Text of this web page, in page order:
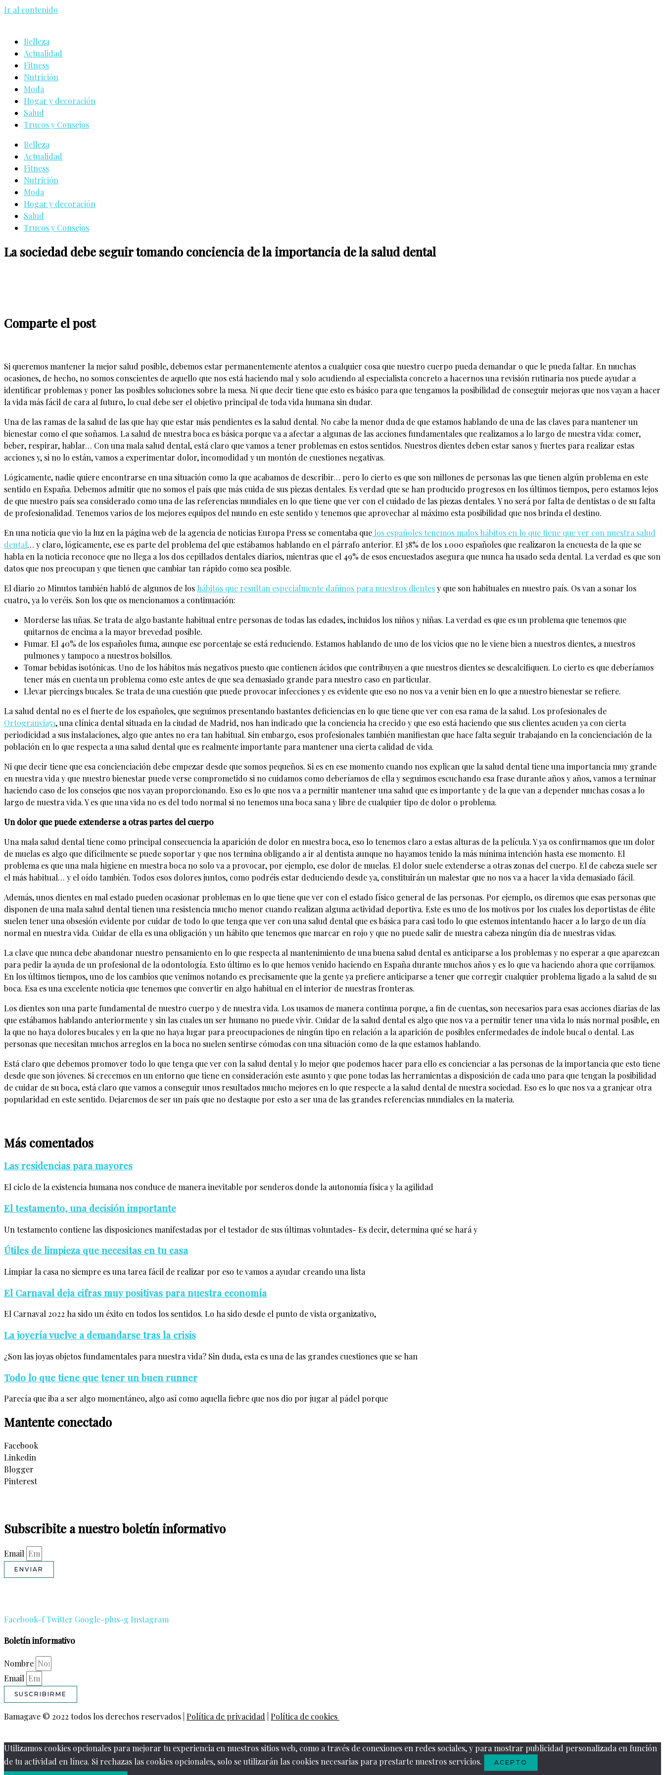
Ir al contenido
Belleza
Actualidad
Fitness
Nutrición
Moda
Hogar y decoración
Salud
Trucos y Consejos
Belleza
Actualidad
Fitness
Nutrición
Moda
Hogar y decoración
Salud
Trucos y Consejos
La sociedad debe seguir tomando conciencia de la importancia de la salud dental
Comparte el post
Si queremos mantener la mejor salud posible, debemos estar permanentemente atentos a cualquier cosa que nuestro cuerpo pueda demandar o que le pueda faltar. En muchas
ocasiones, de hecho, no somos conscientes de aquello que nos está haciendo mal y solo acudiendo al especialista concreto a hacernos una revisión rutinaria nos puede ayudar a
identificar problemas y poner las posibles soluciones sobre la mesa. Ni que decir tiene que esto es básico para que tengamos la posibilidad de conseguir mejoras que nos vayan a hacer
la vida más fácil de cara al futuro, lo cual debe ser el objetivo principal de toda vida humana sin dudar.
Una de las ramas de la salud de las que hay que estar más pendientes es la salud dental. No cabe la menor duda de que estamos hablando de una de las claves para mantener un
bienestar como el que soñamos. La salud de nuestra boca es básica porque va a afectar a algunas de las acciones fundamentales que realizamos a lo largo de nuestra vida: comer,
beber, respirar, hablar… Con una mala salud dental, está claro que vamos a tener problemas en estos sentidos. Nuestros dientes deben estar sanos y fuertes para realizar estas
acciones y, si no lo están, vamos a experimentar dolor, incomodidad y un montón de cuestiones negativas.
Lógicamente, nadie quiere encontrarse en una situación como la que acabamos de describir… pero lo cierto es que son millones de personas las que tienen algún problema en este
sentido en España. Debemos admitir que no somos el país que más cuida de sus piezas dentales. Es verdad que se han producido progresos en los últimos tiempos, pero estamos lejos
de que nuestro país sea considerado como una de las referencias mundiales en lo que tiene que ver con el cuidado de las piezas dentales. Y no será por falta de dentistas o de su falta
de profesionalidad. Tenemos varios de los mejores equipos del mundo en este sentido y tenemos que aprovechar al máximo esta posibilidad que nos brinda el destino.
En una noticia que vio la luz en la página web de la agencia de noticias Europa Press se comentaba que los españoles tenemos malos hábitos en lo que tiene que ver con nuestra salud
dental… y claro, lógicamente, ese es parte del problema del que estábamos hablando en el párrafo anterior. El 38% de los 1.000 españoles que realizaron la encuesta de la que se
habla en la noticia reconoce que no llega a los dos cepillados dentales diarios, mientras que el 49% de esos encuestados asegura que nunca ha usado seda dental. La verdad es que son
datos que nos preocupan y que tienen que cambiar tan rápido como sea posible.
El diario 20 Minutos también habló de algunos de los hábitos que resultan especialmente dañinos para nuestros dientesy que son habituales en nuestro país. Os van a sonar los
cuatro, ya lo veréis. Son los que os mencionamos a continuación:
Morderse las uñas. Se trata de algo bastante habitual entre personas de todas las edades, incluidos los niños y niñas. La verdad es que es un problema que tenemos que
quitarnos de encima a la mayor brevedad posible.
Fumar. El 40% de los españoles fuma, aunque ese porcentaje se está reduciendo. Estamos hablando de uno de los vicios que no le viene bien a nuestros dientes, a nuestros
pulmones y tampoco a nuestros bolsillos.
Tomar bebidas isotónicas. Uno de los hábitos más negativos puesto que contienen ácidos que contribuyen a que nuestros dientes se descalcifiquen. Lo cierto es que deberíamos
tener más en cuenta un problema como este antes de que sea demasiado grande para nuestro caso en particular.
Llevar piercings bucales. Se trata de una cuestión que puede provocar infecciones y es evidente que eso no nos va a venir bien en lo que a nuestro bienestar se refiere.
La salud dental no es el fuerte de los españoles, que seguimos presentando bastantes deficiencias en lo que tiene que ver con esa rama de la salud. Los profesionales de
Ortogranvia51, una clínica dental situada en la ciudad de Madrid, nos han indicado que la conciencia ha crecido y que eso está haciendo que sus clientes acuden ya con cierta
periodicidad a sus instalaciones, algo que antes no era tan habitual. Sin embargo, esos profesionales también manifiestan que hace falta seguir trabajando en la concienciación de la
población en lo que respecta a una salud dental que es realmente importante para mantener una cierta calidad de vida.
Ni que decir tiene que esa concienciación debe empezar desde que somos pequeños. Si es en ese momento cuando nos explican que la salud dental tiene una importancia muy grande
en nuestra vida y que nuestro bienestar puede verse comprometido si no cuidamos como deberíamos de ella y seguimos escuchando esa frase durante años y años, vamos a terminar
haciendo caso de los consejos que nos vayan proporcionando. Eso es lo que nos va a permitir mantener una salud que es importante y de la que van a depender muchas cosas a lo
largo de nuestra vida. Y es que una vida no es del todo normal si no tenemos una boca sana y libre de cualquier tipo de dolor o problema.
Un dolor que puede extenderse a otras partes del cuerpo
Una mala salud dental tiene como principal consecuencia la aparición de dolor en nuestra boca, eso lo tenemos claro a estas alturas de la película. Y ya os confirmamos que un dolor
de muelas es algo que difícilmente se puede soportar y que nos termina obligando a ir al dentista aunque no hayamos tenido la más mínima intención hasta ese momento. El
problema es que una mala higiene en nuestra boca no solo va a provocar, por ejemplo, ese dolor de muelas. El dolor suele extenderse a otras zonas del cuerpo. El de cabeza suele ser
el más habitual… y el oído también. Todos esos dolores juntos, como podréis estar deduciendo desde ya, constituirán un malestar que no nos va a hacer la vida demasiado fácil.
Además, unos dientes en mal estado pueden ocasionar problemas en lo que tiene que ver con el estado físico general de las personas. Por ejemplo, os diremos que esas personas que
disponen de una mala salud dental tienen una resistencia mucho menor cuando realizan alguna actividad deportiva. Este es uno de los motivos por los cuales los deportistas de élite
suelen tener una obsesión evidente por cuidar de todo lo que tenga que ver con una salud dental que es básica para casi todo lo que estemos intentando hacer a lo largo de un día
normal en nuestra vida. Cuidar de ella es una obligación y un hábito que tenemos que marcar en rojo y que no puede salir de nuestra cabeza ningún día de nuestras vidas.
La clave que nunca debe abandonar nuestro pensamiento en lo que respecta al mantenimiento de una buena salud dental es anticiparse a los problemas y no esperar a que aparezcan
para pedir la ayuda de un profesional de la odontología. Esto último es lo que hemos venido haciendo en España durante muchos años y es lo que va haciendo ahora que corrijamos.
En los últimos tiempos, uno de los cambios que venimos notando es precisamente que la gente ya prefiere anticiparse a tener que corregir cualquier problema ligado a la salud de su
boca. Esa es una excelente noticia que tenemos que convertir en algo habitual en el interior de nuestras fronteras.
Los dientes son una parte fundamental de nuestro cuerpo y de nuestra vida. Los usamos de manera continua porque, a fin de cuentas, son necesarios para esas acciones diarias de las
que estábamos hablando anteriormente y sin las cuales un ser humano no puede vivir. Cuidar de la salud dental es algo que nos va a permitir tener una vida lo más normal posible, en
la que no haya dolores bucales y en la que no haya lugar para preocupaciones de ningún tipo en relación a la aparición de posibles enfermedades de índole bucal o dental. Las
personas que necesitan muchos arreglos en la boca no suelen sentirse cómodas con una situación como de la que estamos hablando.
Está claro que debemos promover todo lo que tenga que ver con la salud dental y lo mejor que podemos hacer para ello es concienciar a las personas de la importancia que esto tiene
desde que son jóvenes. Si crecemos en un entorno que tiene en consideración este asunto y que pone todas las herramientas a disposición de cada uno para que tengan la posibilidad
de cuidar de su boca, está claro que vamos a conseguir unos resultados mucho mejores en lo que respecte a la salud dental de nuestra sociedad. Eso es lo que nos va a granjear otra
popularidad en este sentido. Dejaremos de ser un país que no destaque por esto a ser una de las grandes referencias mundiales en la materia.
Más comentados
Las residencias para mayores
El ciclo de la existencia humana nos conduce de manera inevitable por senderos donde la autonomía física y la agilidad
El testamento, una decisión importante
Un testamento contiene las disposiciones manifestadas por el testador de sus últimas voluntades- Es decir, determina qué se hará y
Útiles de limpieza que necesitas en tu casa
Limpiar la casa no siempre es una tarea fácil de realizar por eso te vamos a ayudar creando una lista
El Carnaval deja cifras muy positivas para nuestra economía
El Carnaval 2022 ha sido un éxito en todos los sentidos. Lo ha sido desde el punto de vista organizativo,
La joyería vuelve a demandarse tras la crisis
¿Son las joyas objetos fundamentales para nuestra vida? Sin duda, esta es una de las grandes cuestiones que se han
Todo lo que tiene que tener un buen runner
Parecía que iba a ser algo momentáneo, algo así como aquella fiebre que nos dio por jugar al pádel porque
Mantente conectado
Facebook
Linkedin
Blogger
Pinterest
Subscribite a nuestro boletín informativo
Email
ENVIAR
Facebook-fTwitter Google-plus-g Instagram
Boletín informativo
Nombre
Email
SUSCRIBIRME
Bamagave © 2022 todos los derechos reservados | Política de privacidad Política de cookies
Utilizamos cookies opcionales para mejorar tu experiencia en nuestros sitios web, como a través de conexiones en redes sociales, y para mostrar publicidad personalizada en función
de tu actividad en línea. Si rechazas las cookies opcionales, solo se utilizarán las cookies necesarias para prestarte nuestros servicios.
ACEPTO